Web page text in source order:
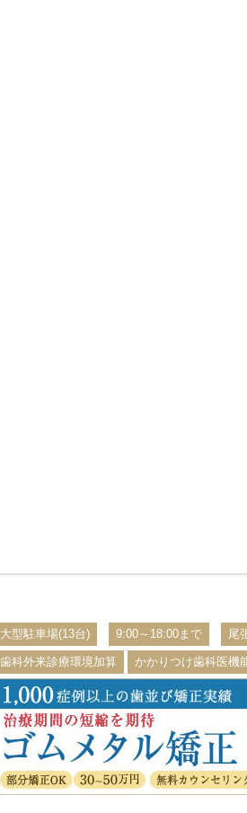
大型駐車場(13台) 9:00～18:00まで 尾
歯科外来診療環境加算 かかりつけ歯科医機